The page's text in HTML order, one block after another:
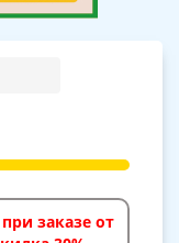
заказе от